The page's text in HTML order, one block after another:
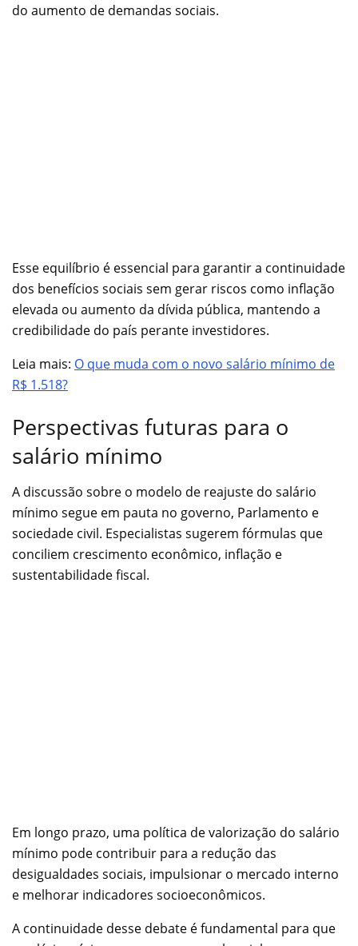
do aumento de demandas sociais.
Esse equilíbrio é essencial para garantir a continuidade
dos benefícios sociais sem gerar riscos como inflação
elevada ou aumento da dívida pública, mantendo a
credibilidade do país perante investidores.
Leia mais: O que muda com o novo salário mínimo de
R$ 1.518?
Perspectivas futuras para o
salário mínimo
A discussão sobre o modelo de reajuste do salário
mínimo segue em pauta no governo, Parlamento e
sociedade civil. Especialistas sugerem fórmulas que
conciliem crescimento econômico, inflação e
sustentabilidade fiscal.
Em longo prazo, uma política de valorização do salário
mínimo pode contribuir para a redução das
desigualdades sociais, impulsionar o mercado interno
e melhorar indicadores socioeconômicos.
A continuidade desse debate é fundamental para que